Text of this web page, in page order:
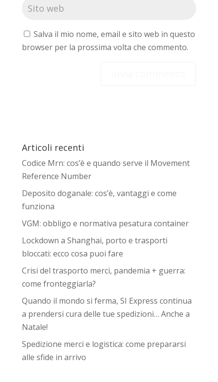
Salva il mio nome, email e sito web in questo
browser per la prossima volta che commento.
Articoli recenti
Codice Mrn: cos’è e quando serve il Movement
Reference Number
Deposito doganale: cos’è, vantaggi e come
funziona
VGM: obbligo e normativa pesatura container
Lockdown a Shanghai, porto e trasporti
bloccati: ecco cosa puoi fare
Crisi del trasporto merci, pandemia + guerra:
come fronteggiarla?
Quando il mondo si ferma, SI Express continua
a prendersi cura delle tue spedizioni… Anche a
Natale!
Spedizione merci e logistica: come prepararsi
alle sfide in arrivo